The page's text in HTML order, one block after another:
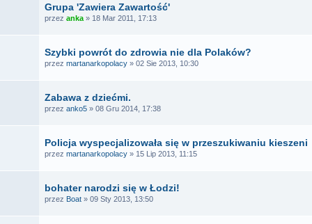
Grupa 'Zawiera Zawartość'
przez anka » 18 Mar 2011, 17:13
Szybki powrót do zdrowia nie dla Polaków?
przez martanarkopolacy » 02 Sie 2013, 10:30
Zabawa z dziećmi.
przez anko5 » 08 Gru 2014, 17:38
Policja wyspecjalizowała się w przeszukiwaniu kieszeni
przez martanarkopolacy » 15 Lip 2013, 11:15
bohater narodzi się w Łodzi!
przez Boat » 09 Sty 2013, 13:50